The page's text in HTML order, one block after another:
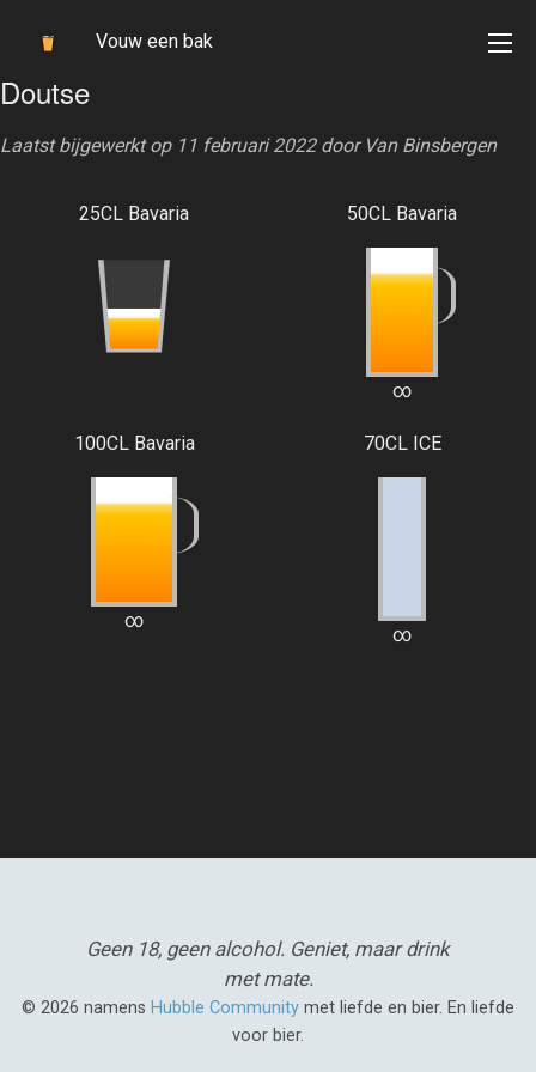
Vouw een bak
Doutse
Laatst bijgewerkt op 11 februari 2022 door Van Binsbergen
25CL Bavaria 50CL Bavaria
∞
100CL Bavaria
∞
70CL ICE
∞
Geen 18, geen alcohol. Geniet, maar drink
met mate.
© 2026 namens Hubble Community met liefde en bier. En liefde
voor bier.